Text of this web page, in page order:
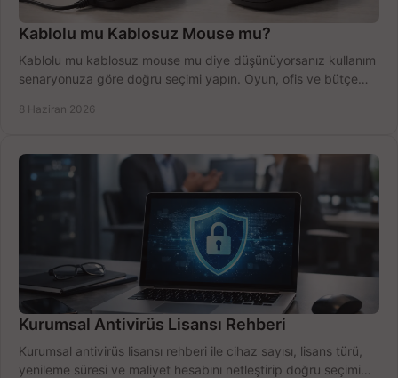
Kablolu mu Kablosuz Mouse mu?
Kablolu mu kablosuz mouse mu diye düşünüyorsanız kullanım
senaryonuza göre doğru seçimi yapın. Oyun, ofis ve bütçe
8 Haziran 2026
Kurumsal Antivirüs Lisansı Rehberi
Kurumsal antivirüs lisansı rehberi ile cihaz sayısı, lisans türü,
yenileme süresi ve maliyet hesabını netleştirip doğru seçimi